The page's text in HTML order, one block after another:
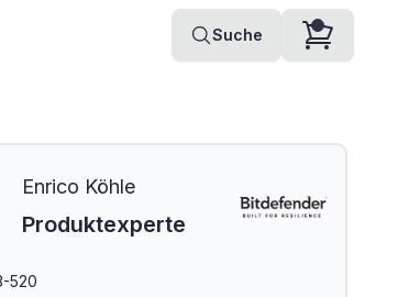
Suche
Enrico Köhle
Produktexperte
520